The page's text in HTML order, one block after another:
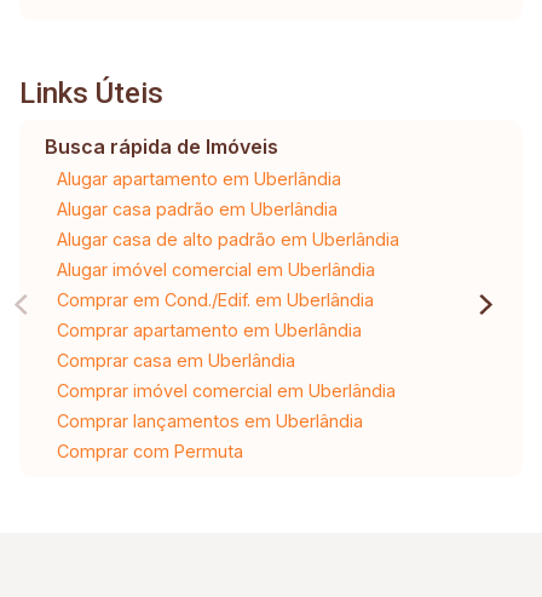
Links Úteis
Busca rápida de Imóveis
Alugar apartamento em Uberlândia
Alugar casa padrão em Uberlândia
Alugar casa de alto padrão em Uberlândia
Alugar imóvel comercial em Uberlândia
Comprar em Cond./Edif. em Uberlândia
Comprar apartamento em Uberlândia
Comprar casa em Uberlândia
Comprar imóvel comercial em Uberlândia
Comprar lançamentos em Uberlândia
Comprar com Permuta